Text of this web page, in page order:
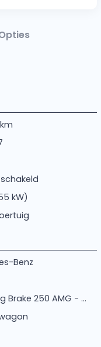
kW)
Benz
Brake 250 AMG - ...